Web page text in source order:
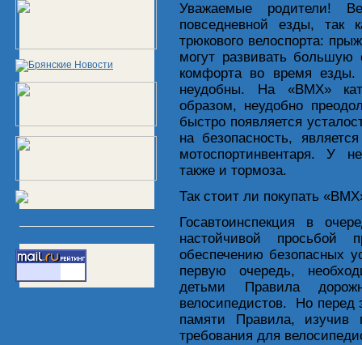
Уважаемые родители!
повседневной езды, так
трюкового велоспорта:
могут развивать большую
комфорта во время
неудобны. На «ВМХ»
образом, неудобно
быстро появляется
на безопасность,
мотоспортинвентаря. У
также и тормоза.
Так стоит ли покупать
Госавтоинспекция в
настойчивой
обеспечению безопасных
первую очередь,
детьми Правила
велосипедистов. Но перед
памяти Правила,
требования для